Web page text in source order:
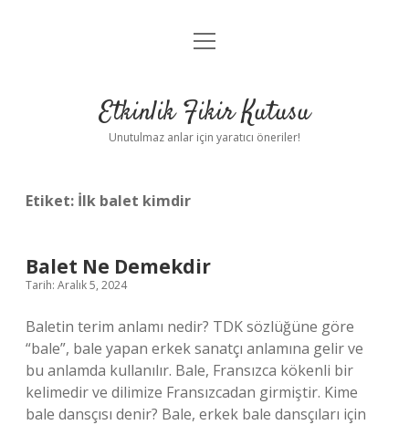
Anasayfa
Yasal Uyarı
menüyü
Etkinlik Fikir Kutusu
Unutulmaz anlar için yaratıcı öneriler!
Etiket: İlk balet kimdir
Balet Ne Demekdir
Tarih: Aralık 5, 2024
Baletin terim anlamı nedir? TDK sözlüğüne göre
“bale”, bale yapan erkek sanatçı anlamına gelir ve
bu anlamda kullanılır. Bale, Fransızca kökenli bir
kelimedir ve dilimize Fransızcadan girmiştir. Kime
bale dansçısı denir? Bale, erkek bale dansçıları için